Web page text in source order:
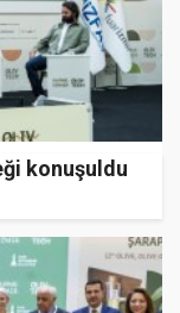
konuşuldu